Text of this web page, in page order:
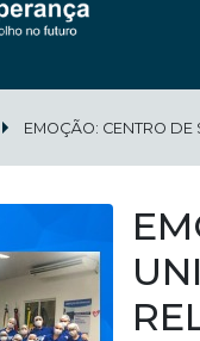
EMOÇÃO: CENTRO DE